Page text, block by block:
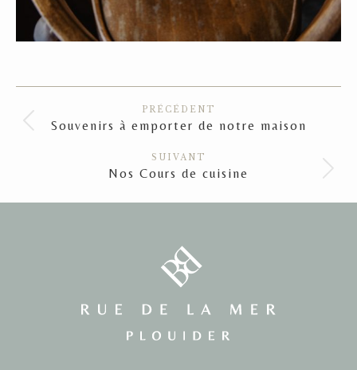
article
PRÉCÉDENT
Article
:
Souvenirs à emporter de notre maison
SUIVANT
Article
Nos Cours de cuisine